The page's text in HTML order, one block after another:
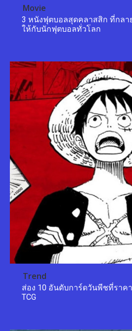
Movie
3 หนังฟุตบอลสุดคลาสสิก ที่กลา
ให้กับนักฟุตบอลทั่วโลก
Trend
ส่อง 10 อันดับการ์ดวันพีชที่ราค
TCG